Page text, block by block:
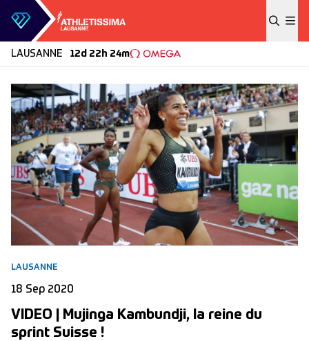
Skip to content
LAUSANNE 12d 22h 24m
LAUSANNE
18 Sep 2020
VIDEO | Mujinga Kambundji, la reine du
sprint Suisse !